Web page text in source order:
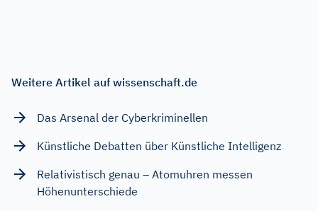
Weitere Artikel auf wissenschaft.de
Das Arsenal der Cyberkriminellen
Künstliche Debatten über Künstliche Intelligenz
Relativistisch genau – Atomuhren messen
Höhenunterschiede